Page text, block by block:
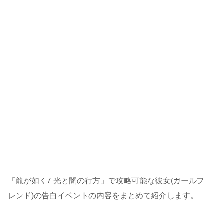
「龍が如く7 光と闇の行方」で攻略可能な彼女(ガールフ
レンド)の告白イベントの内容をまとめて紹介します。